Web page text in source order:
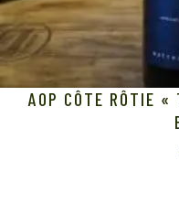
AOP CÔTE RÔTIE